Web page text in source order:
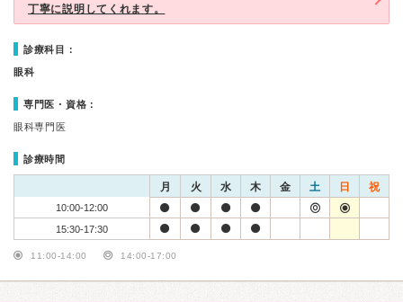
丁寧に説明してくれます。
診療科目：
眼科
専門医・資格：
眼科専門医
診療時間
月 火 水 木 金 土 日 祝
10:00-12:00
15:30-17:30
11:00-14:00 14:00-17:00